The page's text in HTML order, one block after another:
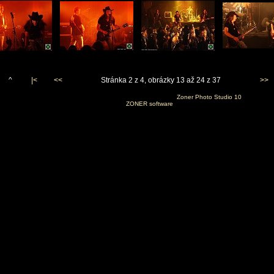
^ |< << Stránka 2 z 4, obrázky 13 až 24 z 37 >>
Zoner Photo Studio 10
ZONER software